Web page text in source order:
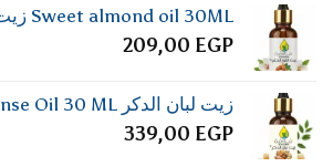
4.00من
5
Sweet almond oil 30ML زيت اللوز الحلو
209,00 EGP
زيت لبان الدكر Frankincense Oil 30 ML
339,00 EGP